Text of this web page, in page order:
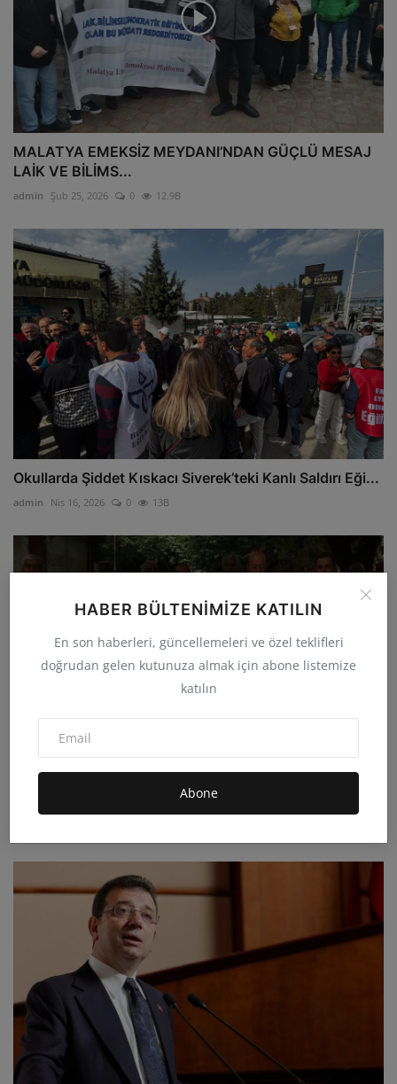
HABER BÜLTENIMIZE KATILIN
En son haberleri, güncellemeleri ve özel teklifleri
doğrudan gelen kutunuza almak için abone listemize
katılın
Abone
MALATYA EMEKSİZ MEYDANI’NDAN GÜÇLÜ MESAJ
LAİK VE BİLİMS...
admin Şub 25, 2026 0 12.9B
Okullarda Şiddet Kıskacı Siverek’teki Kanlı Saldırı Eği...
admin Nis 16, 2026 0 13B
Eğitim-Sen Dersim Şubesi Okul çantası artık lüks,